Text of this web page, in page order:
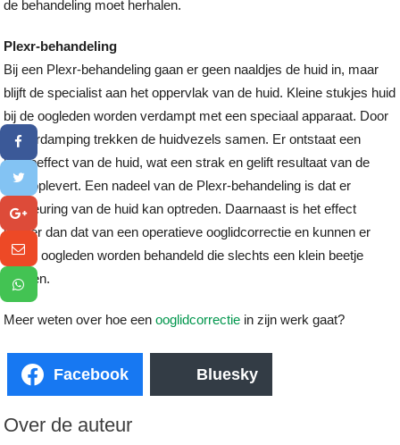
de behandeling moet herhalen.
Plexr-behandeling
Bij een Plexr-behandeling gaan er geen naaldjes de huid in, maar
blijft de specialist aan het oppervlak van de huid. Kleine stukjes huid
bij de oogleden worden verdampt met een speciaal apparaat. Door
de verdamping trekken de huidvezels samen. Er ontstaat een
krimpeffect van de huid, wat een strak en gelift resultaat van de
huid oplevert. Een nadeel van de Plexr-behandeling is dat er
verkleuring van de huid kan optreden. Daarnaast is het effect
kleiner dan dat van een operatieve ooglidcorrectie en kunnen er
alleen oogleden worden behandeld die slechts een klein beetje
hangen.
Meer weten over hoe eenooglidcorrectie in zijn werk gaat?
Facebook Bluesky
Over de auteur